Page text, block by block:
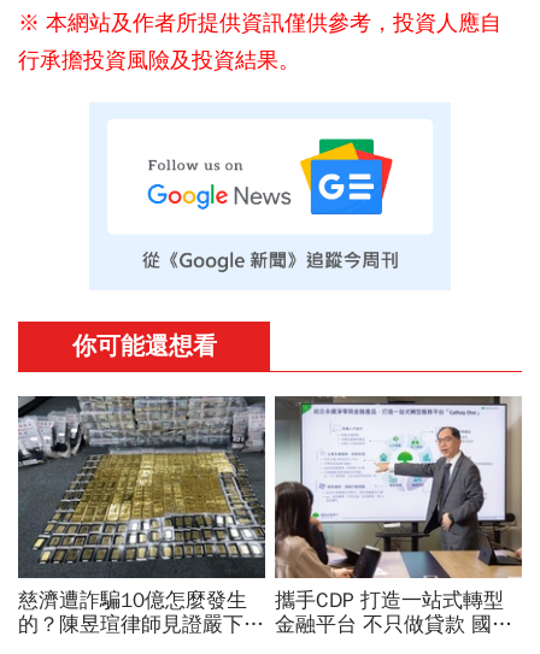
※ 本網站及作者所提供資訊僅供參考，投資人應自
行承擔投資風險及投資結果。